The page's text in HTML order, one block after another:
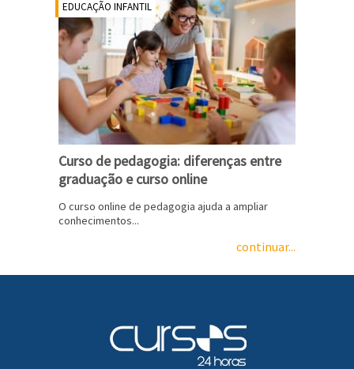
EDUCAÇÃO INFANTIL
Curso de pedagogia: diferenças entre
graduação e curso online
O curso online de pedagogia ajuda a ampliar
conhecimentos...
continuar...